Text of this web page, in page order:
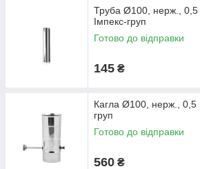
Труба Ø100, нерж.,
Імпекс-груп
Готово до відправки
145 ₴
Кагла Ø100, нерж., 0,5
груп
Готово до відправки
560 ₴